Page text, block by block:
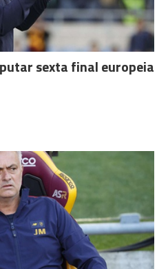
sexta final europeia